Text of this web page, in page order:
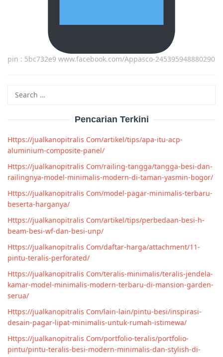
pin : 5bc732e9 www.facebook.com/Appasco-245395948880290
for:
Pencarian Terkini
Https://jualkanopitralis Com/artikel/tips/apa-itu-acp-
aluminium-composite-panel/
Https://jualkanopitralis Com/railing-tangga/tangga-besi-dan-
railingnya-model-minimalis-modern-di-taman-yasmin-bogor/
Https://jualkanopitralis Com/model-pagar-minimalis-terbaru-
beserta-harganya/
Https://jualkanopitralis Com/artikel/tips/perbedaan-besi-h-
beam-besi-wf-dan-besi-unp/
Https://jualkanopitralis Com/daftar-harga/attachment/11-
pintu-teralis-perforated/
Https://jualkanopitralis Com/teralis-minimalis/teralis-jendela-
kamar-model-minimalis-modern-terbaru-di-mansion-garden-
serua/
Https://jualkanopitralis Com/lain-lain/pintu-besi/inspirasi-
desain-pagar-lipat-minimalis-untuk-rumah-istimewa/
Https://jualkanopitralis Com/portfolio-teralis/portfolio-
pintu/pintu-teralis-besi-modern-minimalis-dan-stylish-di-